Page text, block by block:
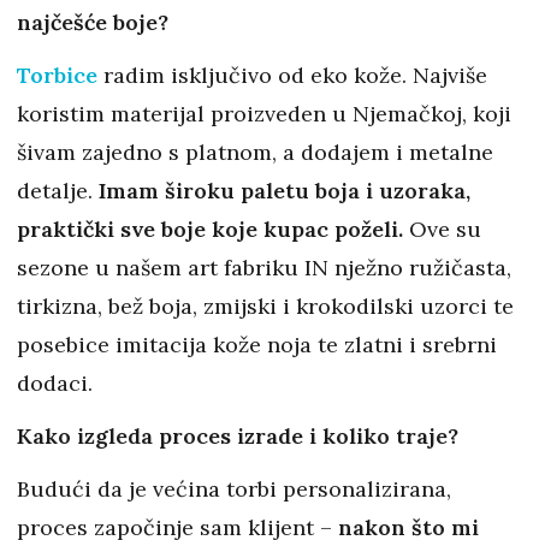
najčešće boje?
Torbice radim isključivo od eko kože. Najviše
koristim materijal proizveden u Njemačkoj, koji
šivam zajedno s platnom, a dodajem i metalne
detalje. Imam široku paletu boja i uzoraka,
praktički sve boje koje kupac poželi. Ove su
sezone u našem art fabriku IN nježno ružičasta,
tirkizna, bež boja, zmijski i krokodilski uzorci te
posebice imitacija kože noja te zlatni i srebrni
dodaci.
Kako izgleda proces izrade i koliko traje?
Budući da je većina torbi personalizirana,
proces započinje sam klijent – nakon što mi